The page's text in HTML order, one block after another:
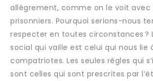
allègrement, comme on le voit avec
prisonniers. Pourquoi serions-nous
respecter en toutes circonstances ?
social qui vaille est celui qui nous lie
compatriotes. Les seules règles qui
sont celles qui sont prescrites par